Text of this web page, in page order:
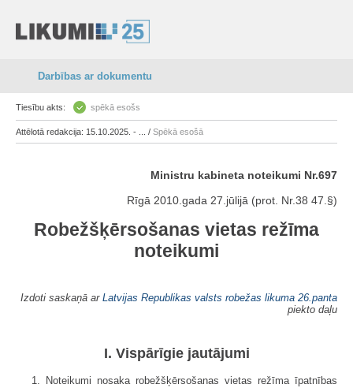
Darbības ar dokumentu
Tiesību akts: spēkā esošs
Attēlotā redakcija: 15.10.2025. - ... / Spēkā esošā
Ministru kabineta noteikumi Nr.697
Rīgā 2010.gada 27.jūlijā (prot. Nr.38 47.§)
Robežšķērsošanas vietas režīma
noteikumi
Izdoti saskaņā ar Latvijas Republikas valsts robežas likuma 26.panta
piekto daļu
I. Vispārīgie jautājumi
1. Noteikumi nosaka robežšķērsošanas vietas režīma īpatnības